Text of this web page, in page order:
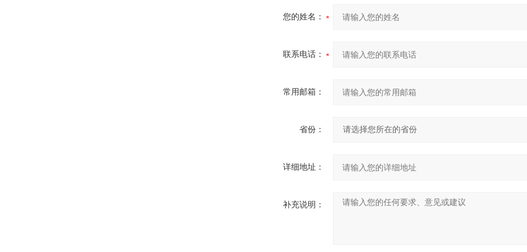
您的姓名：
联系电话：
常用邮箱：
省份：
详细地址：
补充说明：